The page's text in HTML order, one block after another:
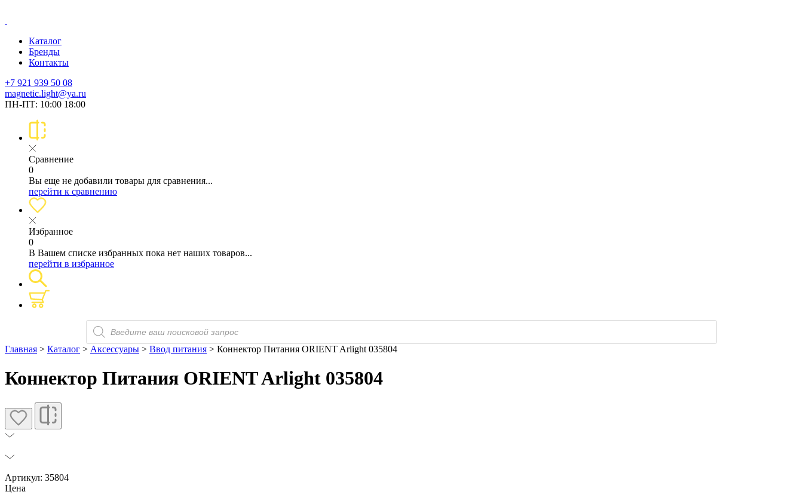
Каталог
Бренды
Контакты
+7 921 939 50 08
magnetic.light@ya.ru
ПН-ПТ: 10:00 18:00
Сравнение
0
Вы еще не добавили товары для сравнения...
перейти к сравнению
Избранное
0
В Вашем списке избранных пока нет наших товаров...
перейти в избранное
Поиск
товаров
Главная > Каталог > Аксессуары > Ввод питания > Коннектор Питания ORIENT Arlight 035804
Коннектор Питания ORIENT Arlight 035804
Артикул: 35804
Цена